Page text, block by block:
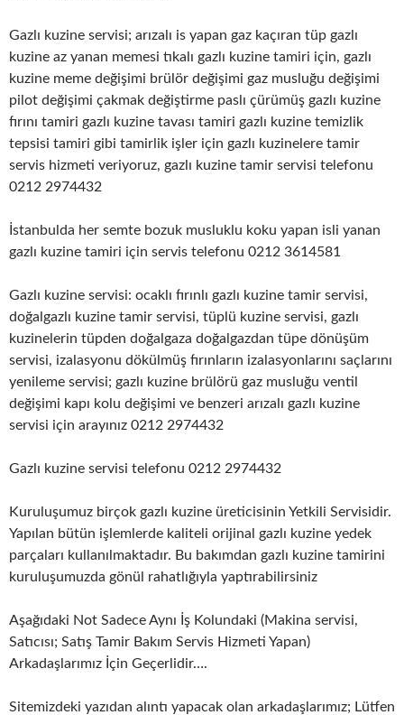
Gazlı kuzine servisi; arızalı is yapan gaz kaçıran tüp gazlı
kuzine az yanan memesi tıkalı gazlı kuzine tamiri için, gazlı
kuzine meme değişimi brülör değişimi gaz musluğu değişimi
pilot değişimi çakmak değiştirme paslı çürümüş gazlı kuzine
fırını tamiri gazlı kuzine tavası tamiri gazlı kuzine temizlik
tepsisi tamiri gibi tamirlik işler için gazlı kuzinelere tamir
servis hizmeti veriyoruz, gazlı kuzine tamir servisi telefonu
0212 2974432
İstanbulda her semte bozuk musluklu koku yapan isli yanan
gazlı kuzine tamiri için servis telefonu 0212 3614581
Gazlı kuzine servisi: ocaklı fırınlı gazlı kuzine tamir servisi,
doğalgazlı kuzine tamir servisi, tüplü kuzine servisi, gazlı
kuzinelerin tüpden doğalgaza doğalgazdan tüpe dönüşüm
servisi, izalasyonu dökülmüş fırınların izalasyonlarını saçlarını
yenileme servisi; gazlı kuzine brülörü gaz musluğu ventil
değişimi kapı kolu değişimi ve benzeri arızalı gazlı kuzine
servisi için arayınız 0212 2974432
Gazlı kuzine servisi telefonu 0212 2974432
Kuruluşumuz birçok gazlı kuzine üreticisinin Yetkili Servisidir.
Yapılan bütün işlemlerde kaliteli orijinal gazlı kuzine yedek
parçaları kullanılmaktadır. Bu bakımdan gazlı kuzine tamirini
kuruluşumuzda gönül rahatlığıyla yaptırabilirsiniz
Aşağıdaki Not Sadece Aynı İş Kolundaki (Makina servisi,
Satıcısı; Satış Tamir Bakım Servis Hizmeti Yapan)
Arkadaşlarımız İçin Geçerlidir….
Sitemizdeki yazıdan alıntı yapacak olan arkadaşlarımız; Lütfen